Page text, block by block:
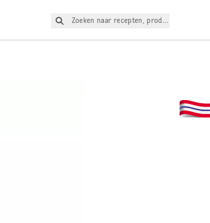
Zoeken naar recepten, producten, enz.